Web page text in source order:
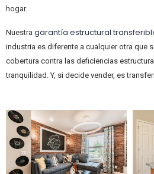
hogar.
Nuestra garantía estructural
industria es diferente a cualquier otra que
cobertura contra las deficiencias
tranquilidad. Y, si decide vender, es